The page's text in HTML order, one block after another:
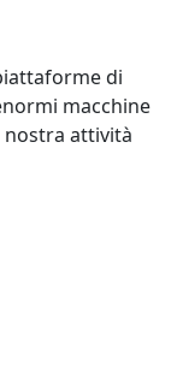
di
macchine
attività